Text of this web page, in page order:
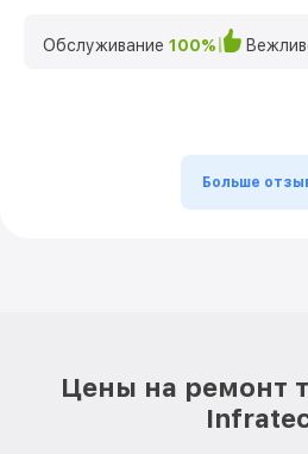
Обслуживание 100%
Больше
Цены на ремонт